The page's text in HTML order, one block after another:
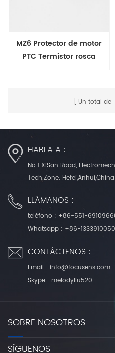
MZ6 Protector de motor
PTC Termistor rosca
Un total de
HABLA A :
No.1 XiSan Road,
Tech.Zone. Hefei,Anhui,China
LLÁMANOS :
teléfono : +86-551-
Whatsapp : +86-
CONTÁCTENOS :
Email : info@focusens.com
Skype : melodyliu520
SOBRE NOSOTROS
SÍGUENOS